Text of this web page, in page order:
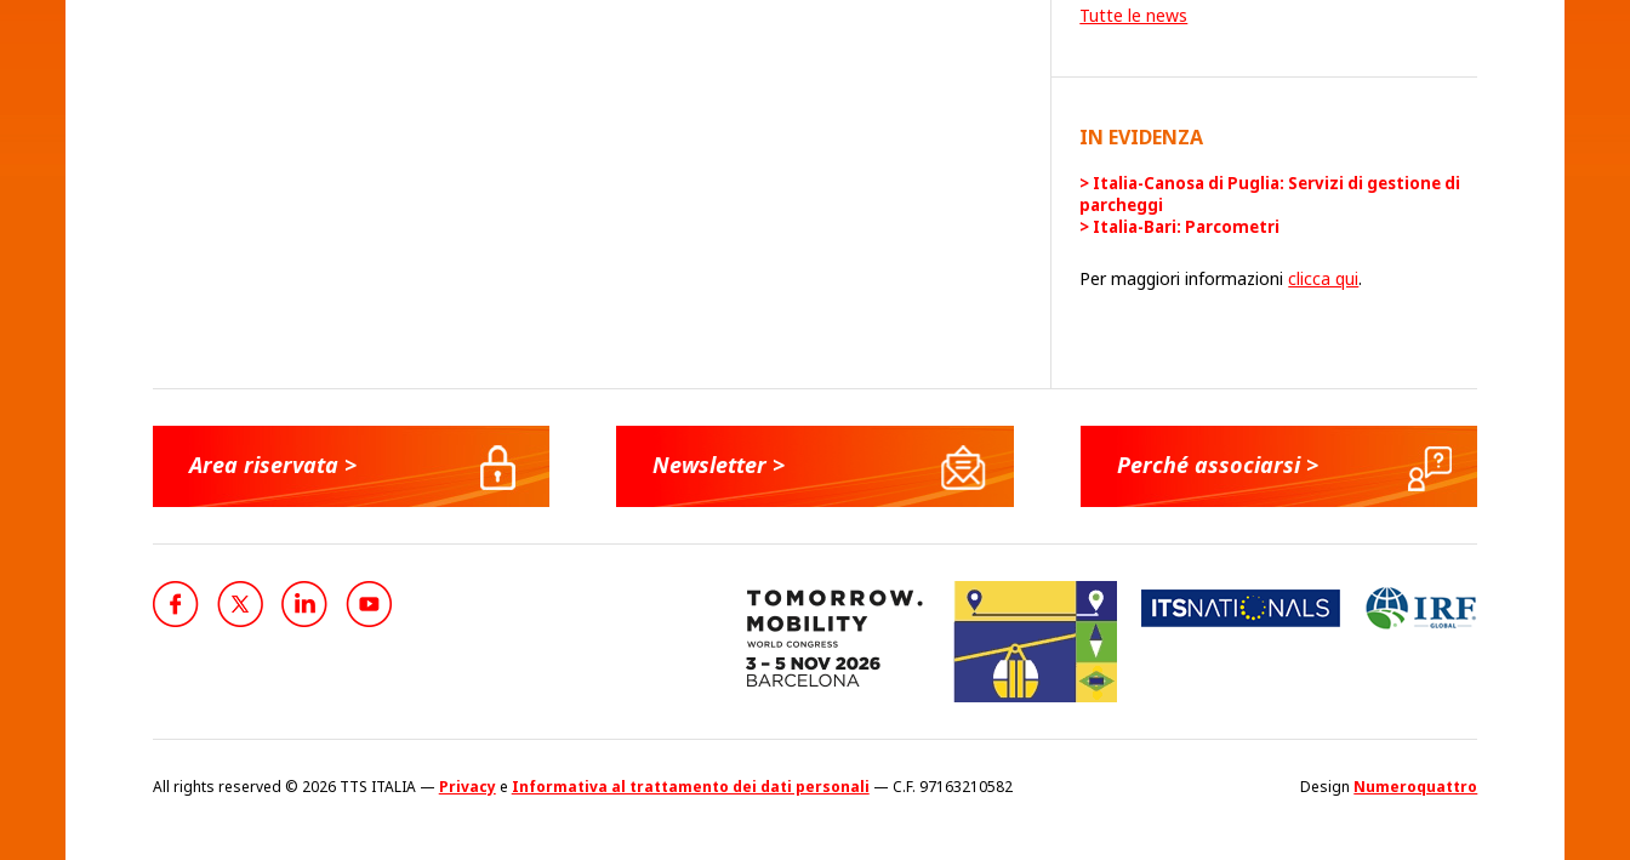
Tutte le news
IN EVIDENZA
Italia-Canosa di Puglia: Servizi di gestione di
parcheggi
Italia-Bari: Parcometri
Per maggiori informazioniclicca qui.
Area riservata > Newsletter > Perché associarsi >
All rights reserved © 2026 TTS ITALIA — Privacye Informativa al trattamento dei dati personali — C.F. 97163210582 Design Numeroquattro